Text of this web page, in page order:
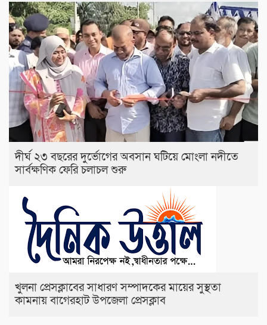
দীর্ঘ ২৩ বছরের দুর্ভোগের অবসান ঘটিয়ে মোংলা নদীতে
সার্বক্ষণিক ফেরি চলাচল শুরু
খুলনা প্রেসক্লাবের সাধারণ সম্পাদকের মায়ের সুস্থতা
কামনায় বাগেরহাট উপজেলা প্রেসক্লাব